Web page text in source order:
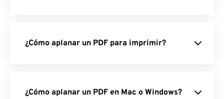
¿Cómo aplanar un PDF para imprimir?
¿Cómo aplanar un PDF en Mac o Windows?